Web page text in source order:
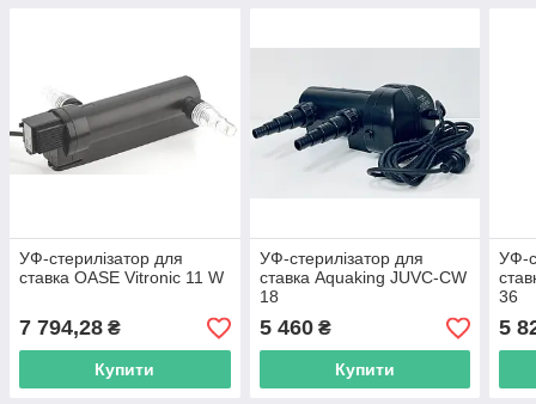
УФ-стерилізатор для
ставка OASE Vitronic 11 W
7 794,28 ₴
Купити
УФ-стерилізатор для
ставка Aquaking JUVC-CW
18
5 460₴
Купити
УФ-
36
5